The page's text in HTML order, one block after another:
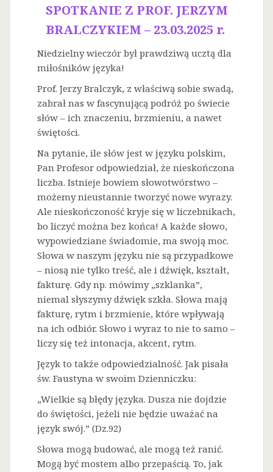
SPOTKANIE Z PROF. JERZYM
BRALCZYKIEM – 23.03.2025 r.
Niedzielny wieczór był prawdziwą ucztą dla
miłośników języka!
Prof. Jerzy Bralczyk, z właściwą sobie swadą,
zabrał nas w fascynującą podróż po świecie
słów – ich znaczeniu, brzmieniu, a nawet
świętości.
Na pytanie, ile słów jest w języku polskim,
Pan Profesor odpowiedział, że nieskończona
liczba. Istnieje bowiem słowotwórstwo –
możemy nieustannie tworzyć nowe wyrazy.
Ale nieskończoność kryje się w liczebnikach,
bo liczyć można bez końca! A każde słowo,
wypowiedziane świadomie, ma swoją moc.
Słowa w naszym języku nie są przypadkowe
– niosą nie tylko treść, ale i dźwięk, kształt,
fakturę. Gdy np. mówimy „szklanka”,
niemal słyszymy dźwięk szkła. Słowa mają
fakturę, rytm i brzmienie, które wpływają
na ich odbiór. Słowo i wyraz to nie to samo –
liczy się też intonacja, akcent, rytm.
Język to także odpowiedzialność. Jak pisała
św. Faustyna w swoim Dzienniczku:
„Wielkie są błędy języka. Dusza nie dojdzie
do świętości, jeżeli nie będzie uważać na
język swój.” (Dz.92)
Słowa mogą budować, ale mogą też ranić.
Mogą być mostem albo przepaścią. To, jak